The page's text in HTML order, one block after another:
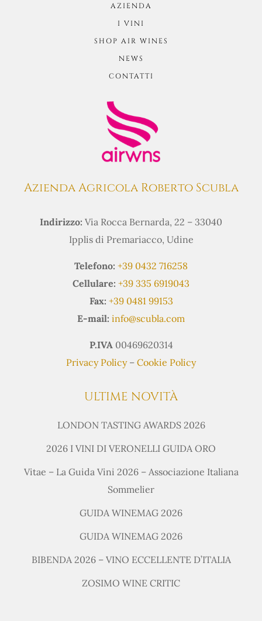
AZIENDA
I VINI
SHOP AIR WINES
NEWS
CONTATTI
Azienda Agricola Roberto Scubla
Indirizzo: Via Rocca Bernarda, 22 – 33040
Ipplis di Premariacco, Udine
Telefono: +39 0432 716258
Cellulare: +39 335 6919043
Fax: +39 0481 99153
E-mail: info@scubla.com
P.IVA00469620314
Privacy Policy– Cookie Policy
ULTIME NOVITÀ
LONDON TASTING AWARDS 2026
2026 I VINI DI VERONELLI GUIDA ORO
Vitae – La Guida Vini 2026 – Associazione Italiana
Sommelier
GUIDA WINEMAG 2026
GUIDA WINEMAG 2026
BIBENDA 2026 – VINO ECCELLENTE D’ITALIA
ZOSIMO WINE CRITIC